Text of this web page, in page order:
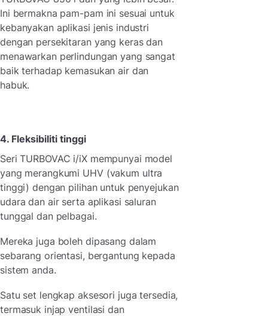
Ini bermakna pam-pam ini sesuai untuk
kebanyakan aplikasi jenis industri
dengan persekitaran yang keras dan
menawarkan perlindungan yang sangat
baik terhadap kemasukan air dan
habuk.
4. Fleksibiliti tinggi
Seri TURBOVAC i/iX mempunyai model
yang merangkumi UHV (vakum ultra
tinggi) dengan pilihan untuk penyejukan
udara dan air serta aplikasi saluran
tunggal dan pelbagai.
Mereka juga boleh dipasang dalam
sebarang orientasi, bergantung kepada
sistem anda.
Satu set lengkap aksesori juga tersedia,
termasuk injap ventilasi dan